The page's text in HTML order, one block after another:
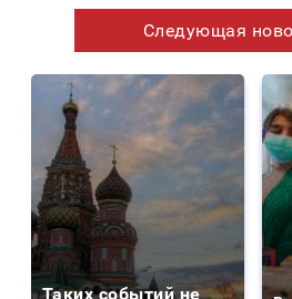
Следующая
Таких событий не